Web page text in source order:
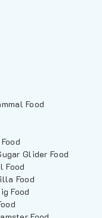
Food
Glider Food
Food
Food
Food